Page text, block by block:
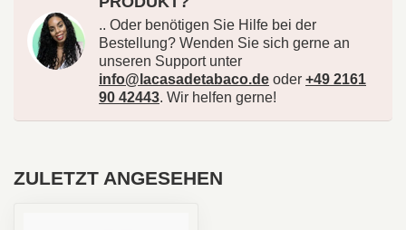
.. Oder benötigen Sie Hilfe bei der
Bestellung? Wenden Sie sich gerne an
unseren Support unter
info@lacasadetabaco.de oder +49 2161
90 42443. Wir helfen gerne!
ZULETZT ANGESEHEN